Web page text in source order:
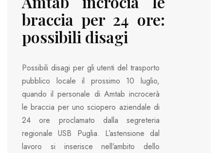
braccia per 24 ore:
possibili disagi
Possibili disagi per gli utenti del trasporto
pubblico locale il prossimo 10 luglio,
quando il personale di Amtab incrocerà
le braccia per uno sciopero aziendale di
24 ore proclamato dalla segreteria
regionale USB Puglia. L’astensione dal
lavoro si inserisce nell’ambito dello